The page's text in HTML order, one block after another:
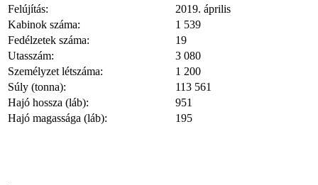
Felújítás:
2019. április
Kabinok száma:
1 539
Fedélzetek száma:
19
Utasszám:
3 080
Személyzet létszáma:
1 200
Súly (tonna):
113 561
Hajó hossza (láb):
951
Hajó magassága (láb):
195